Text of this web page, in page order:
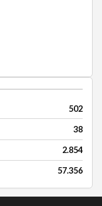
502
38
2.854
57.356